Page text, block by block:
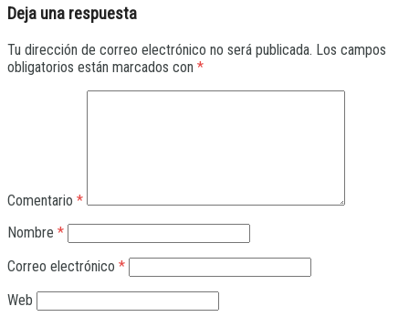
Deja una respuesta
Tu dirección de correo electrónico no será publicada. Los campos
obligatorios están marcados con *
Comentario *
Nombre *
Correo electrónico *
Web